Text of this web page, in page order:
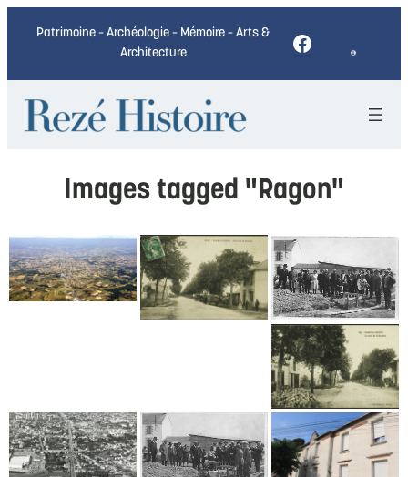
Patrimoine – Archéologie – Mémoire – Arts &
Architecture
Facebook
Images tagged "Ragon"